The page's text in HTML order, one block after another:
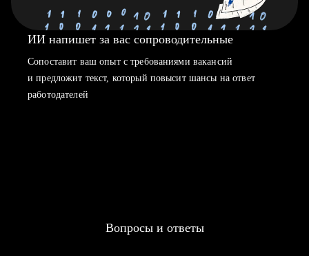
ИИ напишет за вас сопроводительные
Сопоставит ваш опыт с требованиями вакансий
и предложит текст, который повысит шансы на ответ
работодателей
Вопросы и ответы